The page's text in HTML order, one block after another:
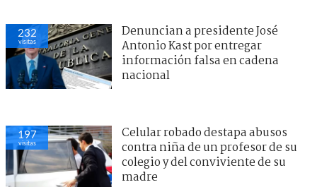
232
visitas
Denuncian a presidente José
Antonio Kast por entregar
información falsa en cadena
nacional
197
visitas
Celular robado destapa abusos
contra niña de un profesor de su
colegio y del conviviente de su
madre